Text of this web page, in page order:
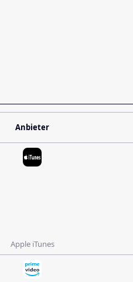
Anbieter
Apple iTunes